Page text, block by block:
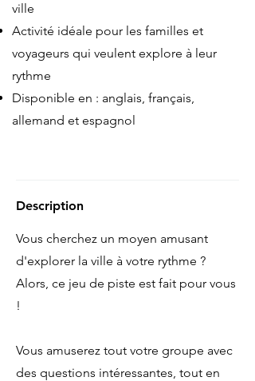
ville
Activité idéale pour les familles et
voyageurs qui veulent explore à leur
rythme
Disponible en : anglais, français,
allemand et espagnol
Description
Vous cherchez un moyen amusant
d'explorer la ville à votre rythme ?
Alors, ce jeu de piste est fait pour vous
!
Vous amuserez tout votre groupe avec
des questions intéressantes, tout en